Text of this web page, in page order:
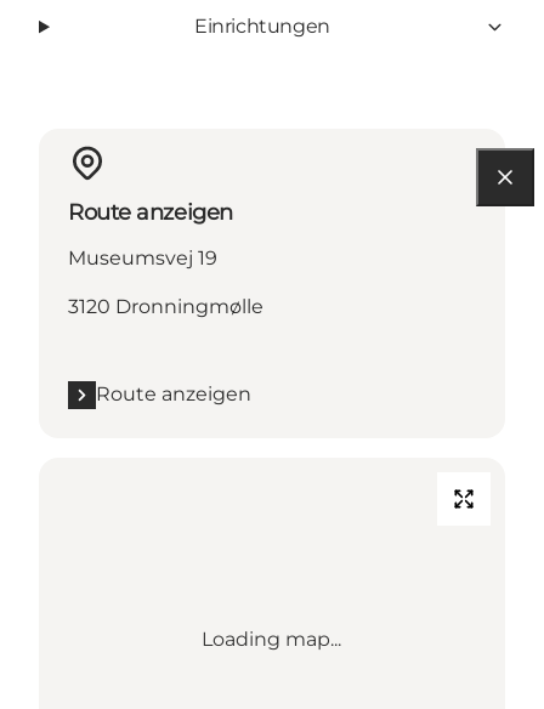
Einrichtungen
Route anzeigen
Museumsvej 19
3120 Dronningmølle
Route anzeigen
Loading map...